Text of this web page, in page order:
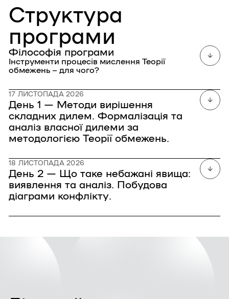
Структура
програми
Філософія програми
Інструменти процесів мислення Теорії
обмежень – для чого?
17 ЛИСТОПАДА 2026
День 1 — Методи вирішення
складних дилем. Формалізація та
аналіз власної дилеми за
методологією Теорії обмежень.
18 ЛИСТОПАДА 2026
День 2 — Що таке небажані явища:
виявлення та аналіз. Побудова
діаграми конфлікту.